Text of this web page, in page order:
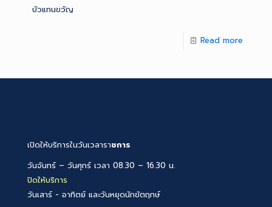
บัวแทนขวัญ
Read more
เปิดให้บริการในวันเวลาราชการ
วันจันทร์ – วันศุกร์ เวลา 08.30 – 16.30 น.
ปิดให้บริการ
วันเสาร์ - อาทิตย์ และวันหยุดนักขัตฤกษ์